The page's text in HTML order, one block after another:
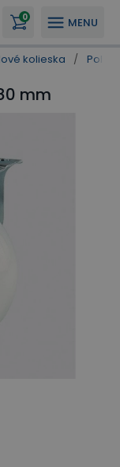
MENU
0
kolieska /
mm